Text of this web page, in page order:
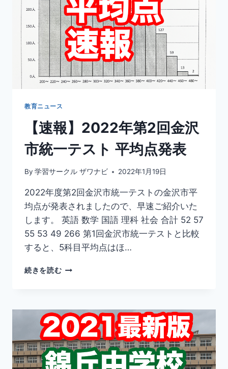
校
入
試
英
語
出
題
形
大
変
更
教育ニュース
【速報】2022年第2回金沢
市統一テスト 平均点発表
By 学習サークル ザワナビ 2022年1月19日
2022年度第2回金沢市統一テストの金沢市平
均点が発表されましたので、早速ご紹介いた
します。 英語 数学 国語 理科 社会 合計 52 57
55 53 49 266 第1回金沢市統一テストと比較
すると、5科目平均点はほ…
続きを読む【速
第
2
回
金
沢
市